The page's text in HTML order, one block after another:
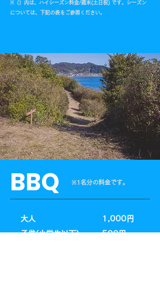
​※（）内は、ハイシーズン料金/週末(土日祝) です。シーズン
については、下記の表をご参照ください。
BBQ ​※1名分の料金です。
大人
子供(小学生以下)
1,000円
500円